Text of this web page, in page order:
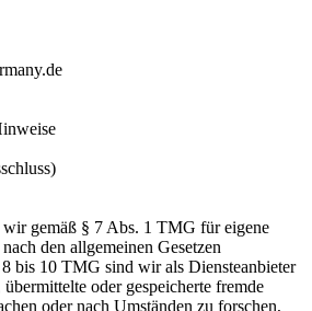
gemäß § 7 Abs. 1 TMG für eigene
den allgemeinen Gesetzen
bis 10 TMG sind wir als Diensteanbieter
oder gespeicherte fremde
oder nach Umständen zu forschen,